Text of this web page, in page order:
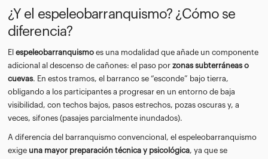
¿Y el espeleobarranquismo? ¿Cómo se
diferencia?
El espeleobarranquismo es una modalidad que añade un componente
adicional al descenso de cañones: el paso por zonas subterráneas o
cuevas. En estos tramos, el barranco se “esconde” bajo tierra,
obligando a los participantes a progresar en un entorno de baja
visibilidad, con techos bajos, pasos estrechos, pozas oscuras y, a
veces, sifones (pasajes parcialmente inundados).
A diferencia del barranquismo convencional, el espeleobarranquismo
exige una mayor preparación técnica y psicológica, ya que se